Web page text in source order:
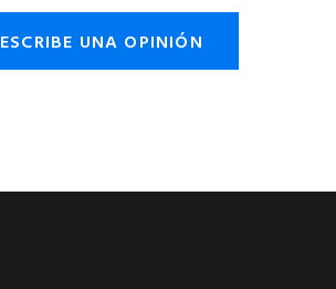
ESCRIBE UNA OPINIÓN